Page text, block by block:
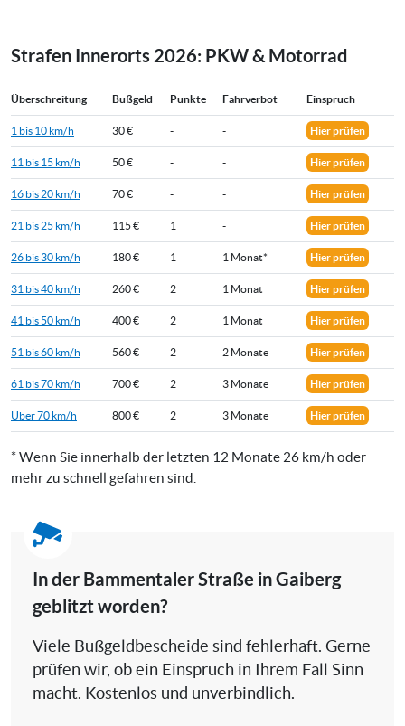
Strafen Innerorts 2026: PKW & Motorrad
Überschreitung Bußgeld Punkte Fahrverbot Einspruch
1 bis 10 km/h 30 € - - Hier prüfen
11 bis 15 km/h 50 € - - Hier prüfen
16 bis 20 km/h 70 € - - Hier prüfen
21 bis 25 km/h 115 € 1 - Hier prüfen
26 bis 30 km/h 180 € 1 1 Monat* Hier prüfen
31 bis 40 km/h 260 € 2 1 Monat Hier prüfen
41 bis 50 km/h 400 € 2 1 Monat Hier prüfen
51 bis 60 km/h 560 € 2 2 Monate Hier prüfen
61 bis 70 km/h 700 € 2 3 Monate Hier prüfen
Über 70 km/h 800 € 2 3 Monate Hier prüfen
* Wenn Sie innerhalb der letzten 12 Monate 26 km/h oder
mehr zu schnell gefahren sind.
In der Bammentaler Straße in Gaiberg
geblitzt worden?
Viele Bußgeldbescheide sind fehlerhaft. Gerne
prüfen wir, ob ein Einspruch in Ihrem Fall Sinn
macht. Kostenlos und unverbindlich.